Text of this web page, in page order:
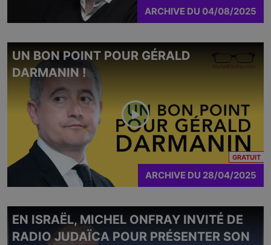
ARCHIVE DU 04/08/2025
UN BON POINT POUR GÉRALD
DARMANIN !
GRATUIT
ARCHIVE DU 28/04/2025
EN ISRAËL, MICHEL ONFRAY INVITÉ DE
RADIO JUDAÏCA POUR PRÉSENTER SON